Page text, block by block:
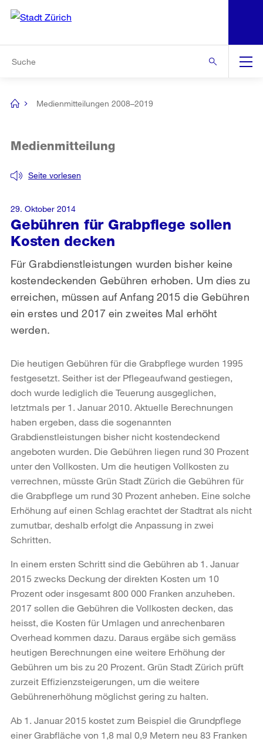
Navigation
[no
Medienmitteilungen 2008–2019
Gebühren für Grabpflege sollen
Kosten decken
Seite vorlesen
Medienmitteilung
Für Grabdienstleistungen wurden bisher keine
kostendeckenden Gebühren erhoben. Um dies zu
erreichen, müssen auf Anfang 2015 die Gebühren
ein erstes und 2017 ein zweites Mal erhöht
werden.
29. Oktober 2014
Die heutigen Gebühren für die Grabpflege wurden 1995
festgesetzt. Seither ist der Pflegeaufwand gestiegen,
doch wurde lediglich die Teuerung ausgeglichen,
letztmals per 1. Januar 2010. Aktuelle Berechnungen
haben ergeben, dass die sogenannten
Grabdienstleistungen bisher nicht kostendeckend
angeboten wurden. Die Gebühren liegen rund 30 Prozent
unter den Vollkosten. Um die heutigen Vollkosten zu
verrechnen, müsste Grün Stadt Zürich die Gebühren für
die Grabpflege um rund 30 Prozent anheben. Eine solche
Erhöhung auf einen Schlag erachtet der Stadtrat als nicht
zumutbar, deshalb erfolgt die Anpassung in zwei
Schritten.
In einem ersten Schritt sind die Gebühren ab 1. Januar
2015 zwecks Deckung der direkten Kosten um 10
Prozent oder insgesamt 800 000 Franken anzuheben.
2017 sollen die Gebühren die Vollkosten decken, das
heisst, die Kosten für Umlagen und anrechenbaren
Overhead kommen dazu. Daraus ergäbe sich gemäss
heutigen Berechnungen eine weitere Erhöhung der
Gebühren um bis zu 20 Prozent. Grün Stadt Zürich prüft
zurzeit Effizienzsteigerungen, um die weitere
Gebührenerhöhung möglichst gering zu halten.
Ab 1. Januar 2015 kostet zum Beispiel die Grundpflege
einer Grabfläche von 1,8 mal 0,9 Metern neu 83 Franken